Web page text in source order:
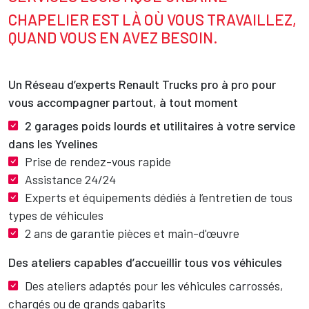
CHAPELIER EST LÀ OÙ VOUS TRAVAILLEZ,
QUANDVOUS EN AVEZ BESOIN.
Un Réseau d’experts Renault Trucks pro à pro pour
vous accompagner partout, à tout moment
2 garages poids lourds et utilitaires à votre service
dans les Yvelines
Prise de rendez-vous rapide
Assistance 24/24
Experts et équipements dédiés à l’entretien de tous
types de véhicules
2 ans de garantie pièces et main-d'œuvre
Des ateliers capables d’accueillir tous vos véhicules
Des ateliers adaptés pour les véhicules carrossés,
chargés ou de grands gabarits